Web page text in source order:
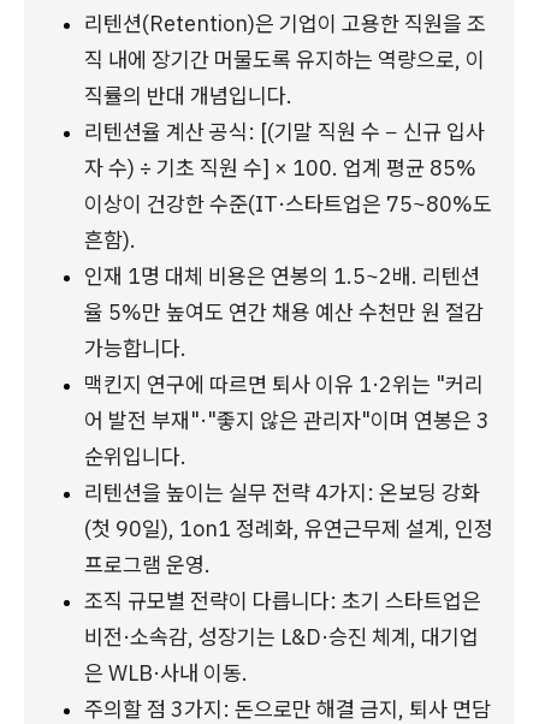
리텐션(Retention)은 기업이 고용한 직원을 조
직 내에 장기간 머물도록 유지하는 역량으로, 이
직률의 반대 개념입니다.
리텐션율 계산 공식: [(기말 직원 수 − 신규 입사
자 수) ÷ 기초 직원 수] × 100. 업계 평균 85%
이상이 건강한 수준(IT·스타트업은 75~80%도
흔함).
인재 1명 대체 비용은 연봉의 1.5~2배. 리텐션
율 5%만 높여도 연간 채용 예산 수천만 원 절감
가능합니다.
맥킨지 연구에 따르면 퇴사 이유 1·2위는 "커리
어 발전 부재"·"좋지 않은 관리자"이며 연봉은 3
순위입니다.
리텐션을 높이는 실무 전략 4가지: 온보딩 강화
(첫 90일), 1on1 정례화, 유연근무제 설계, 인정
프로그램 운영.
조직 규모별 전략이 다릅니다: 초기 스타트업은
비전·소속감, 성장기는 L&D·승진 체계, 대기업
은 WLB·사내 이동.
주의할 점 3가지: 돈으로만 해결 금지, 퇴사 면담